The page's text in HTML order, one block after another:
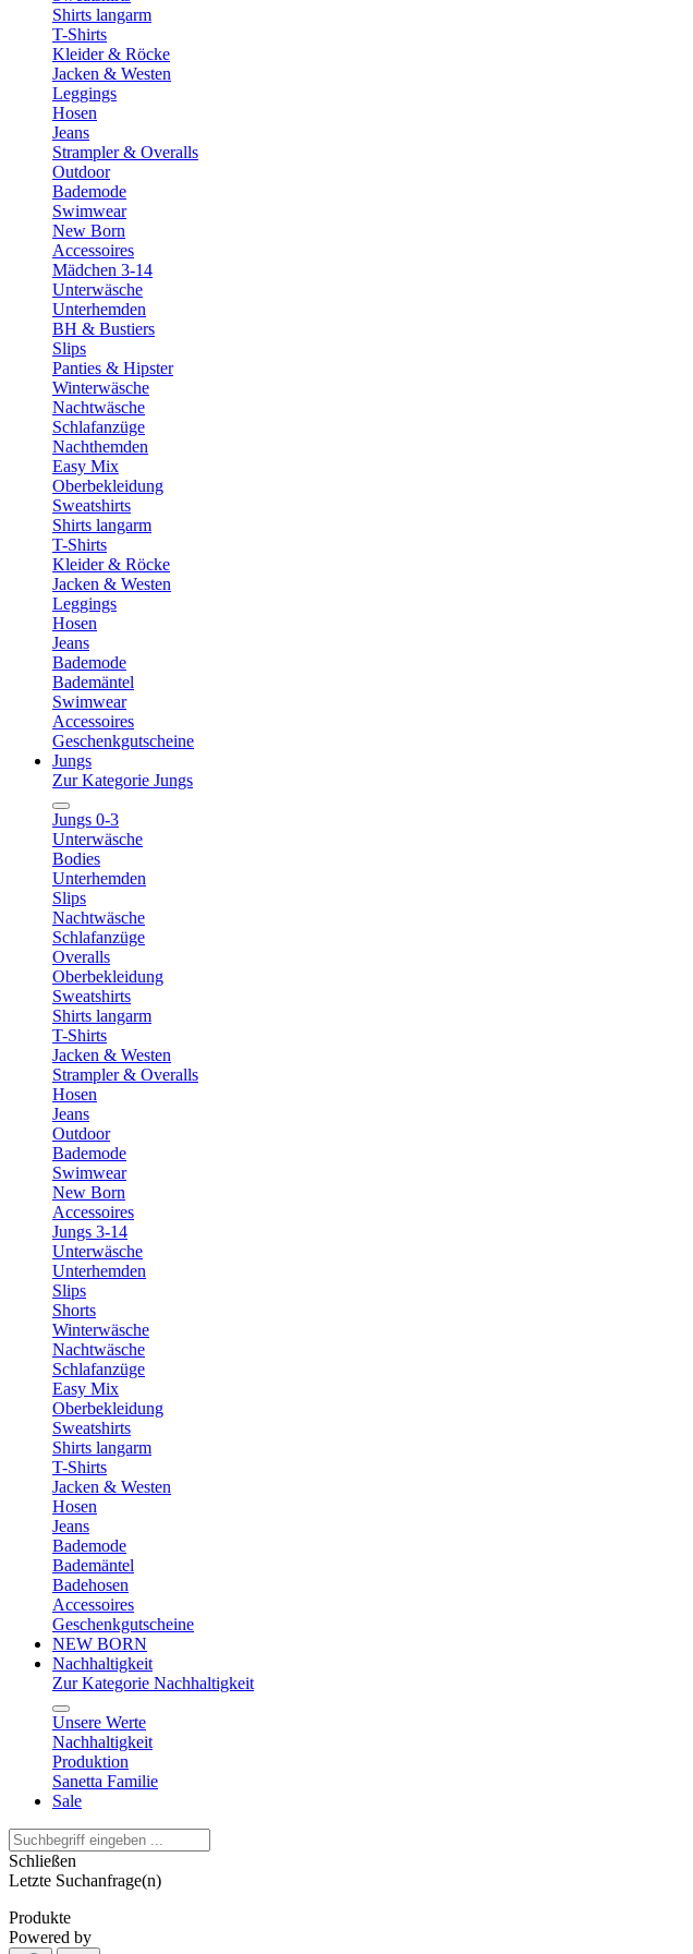
Shirts langarm
T-Shirts
Kleider & Röcke
Jacken & Westen
Leggings
Hosen
Jeans
Strampler & Overalls
Outdoor
Bademode
Swimwear
New Born
Accessoires
Mädchen 3-14
Unterwäsche
Unterhemden
BH & Bustiers
Slips
Panties & Hipster
Winterwäsche
Nachtwäsche
Schlafanzüge
Nachthemden
Easy Mix
Oberbekleidung
Sweatshirts
Shirts langarm
T-Shirts
Kleider & Röcke
Jacken & Westen
Leggings
Hosen
Jeans
Bademode
Bademäntel
Swimwear
Accessoires
Geschenkgutscheine
Jungs
Zur Kategorie Jungs
Jungs 0-3
Unterwäsche
Bodies
Unterhemden
Slips
Nachtwäsche
Schlafanzüge
Overalls
Oberbekleidung
Sweatshirts
Shirts langarm
T-Shirts
Jacken & Westen
Strampler & Overalls
Hosen
Jeans
Outdoor
Bademode
Swimwear
New Born
Accessoires
Jungs 3-14
Unterwäsche
Unterhemden
Slips
Shorts
Winterwäsche
Nachtwäsche
Schlafanzüge
Easy Mix
Oberbekleidung
Sweatshirts
Shirts langarm
T-Shirts
Jacken & Westen
Hosen
Jeans
Bademode
Bademäntel
Badehosen
Accessoires
Geschenkgutscheine
NEW BORN
Nachhaltigkeit
Zur Kategorie Nachhaltigkeit
Unsere Werte
Nachhaltigkeit
Produktion
Sanetta Familie
Sale
Schließen
Letzte Suchanfrage(n)
Produkte
Powered by